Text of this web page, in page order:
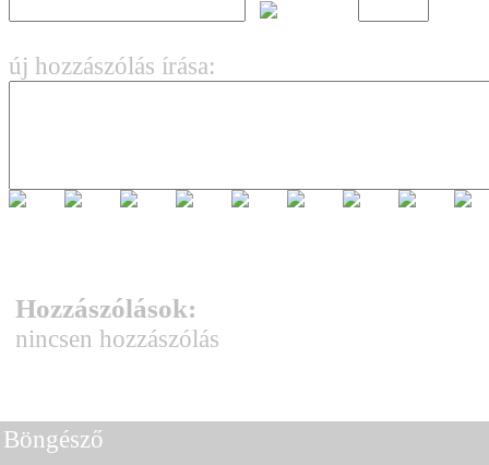
új hozzászólás írása:
Hozzászólások:
nincsen hozzászólás
Böngésző